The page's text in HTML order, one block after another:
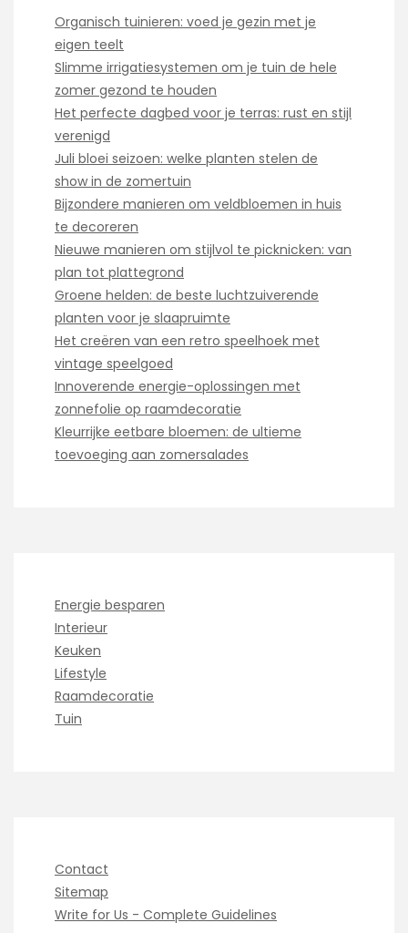
Organisch tuinieren: voed je gezin met je
eigen teelt
Slimme irrigatiesystemen om je tuin de hele
zomer gezond te houden
Het perfecte dagbed voor je terras: rust en stijl
verenigd
Juli bloei seizoen: welke planten stelen de
show in de zomertuin
Bijzondere manieren om veldbloemen in huis
te decoreren
Nieuwe manieren om stijlvol te picknicken: van
plan tot plattegrond
Groene helden: de beste luchtzuiverende
planten voor je slaapruimte
Het creëren van een retro speelhoek met
vintage speelgoed
Innoverende energie-oplossingen met
zonnefolie op raamdecoratie
Kleurrijke eetbare bloemen: de ultieme
toevoeging aan zomersalades
Energie besparen
Interieur
Keuken
Lifestyle
Raamdecoratie
Tuin
Contact
Sitemap
Write for Us - Complete Guidelines